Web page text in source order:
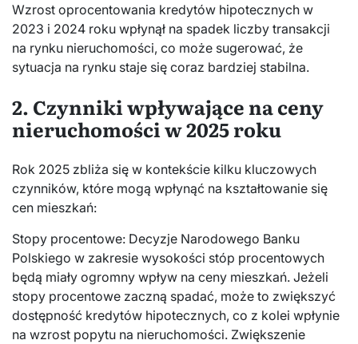
Wzrost oprocentowania kredytów hipotecznych w
2023 i 2024 roku wpłynął na spadek liczby transakcji
na rynku nieruchomości, co może sugerować, że
sytuacja na rynku staje się coraz bardziej stabilna.
2. Czynniki wpływające na ceny
nieruchomości w 2025 roku
Rok 2025 zbliża się w kontekście kilku kluczowych
czynników, które mogą wpłynąć na kształtowanie się
cen mieszkań:
Stopy procentowe: Decyzje Narodowego Banku
Polskiego w zakresie wysokości stóp procentowych
będą miały ogromny wpływ na ceny mieszkań. Jeżeli
stopy procentowe zaczną spadać, może to zwiększyć
dostępność kredytów hipotecznych, co z kolei wpłynie
na wzrost popytu na nieruchomości. Zwiększenie